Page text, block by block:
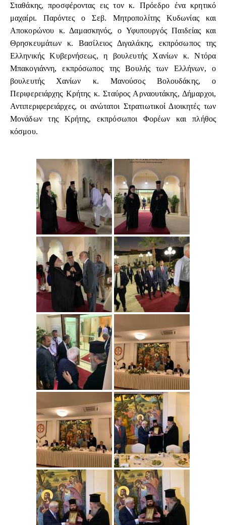
Σταθάκης, προσφέροντας εις τον κ. Πρόεδρο ένα κρητικό
μαχαίρι. Παρόντες ο Σεβ. Μητροπολίτης Κυδωνίας και
Αποκορώνου κ. Δαμασκηνός, ο Υφυπουργός Παιδείας και
Θρησκευμάτων κ. Βασίλειος Διγαλάκης, εκπρόσωπος της
Ελληνικής Κυβερνήσεως, η βουλευτής Χανίων κ. Ντόρα
Μπακογιάννη, εκπρόσωπος της Βουλής των Ελλήνων, ο
βουλευτής Χανίων κ. Μανούσος Βολουδάκης, ο
Περιφερειάρχης Κρήτης κ. Σταύρος Αρναουτάκης, Δήμαρχοι,
Αντιπεριφερειάρχες, οι ανώτατοι Στρατιωτικοί Διοικητές των
Μονάδων της Κρήτης, εκπρόσωποι Φορέων και πλήθος
κόσμου.